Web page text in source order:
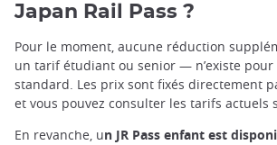
Japan Rail Pass ?
Pour le moment, aucune réduction
un tarif étudiant ou senior — n’existe pour
standard. Les prix sont fixés directement
et vous pouvez consulter les tarifs actuels
En revanche, un JR Pass enfant est